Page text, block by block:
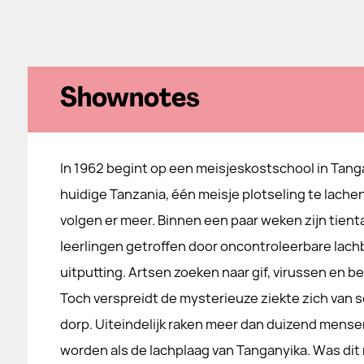
Shownotes
In 1962 begint op een meisjeskostschool in
huidige Tanzania, één meisje plotseling te
volgen er meer. Binnen een paar weken zijn
leerlingen getroffen door oncontroleerbare
uitputting. Artsen zoeken naar gif, virussen en
Toch verspreidt de mysterieuze ziekte zich van
dorp. Uiteindelijk raken meer dan duizend
worden als de lachplaag van Tanganyika. Was